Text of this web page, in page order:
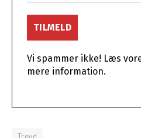
Vi spammer ikke! Læs
mere information.